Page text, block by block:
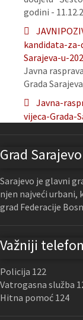
godini -
kandidata-
Sarajeva-u-
Javna
Grada
Javna-
vijeca-Grada-
Grad Sarajevo
Sarajevo je glavni
njen najveći
grad Federacije
Važniji
Policija 122
Vatrogasna služba
Hitna pomoć 124